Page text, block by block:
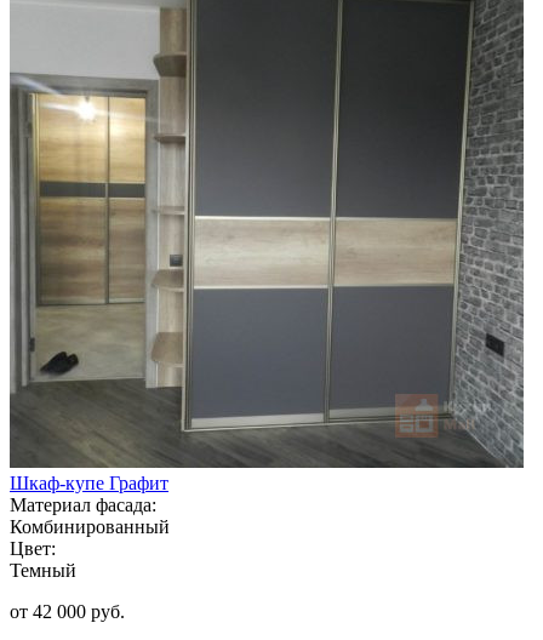
Шкаф-купе Графит
Материал фасада:
Комбинированный
Цвет:
Темный
от 42 000 руб.